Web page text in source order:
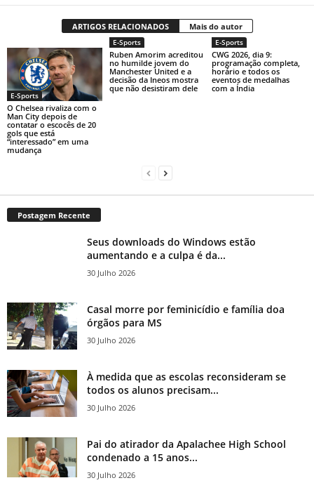
ARTIGOS RELACIONADOS Mais do autor
E-Sports
O Chelsea rivaliza com o
Man City depois de
contatar o escocês de 20
gols que está
“interessado” em uma
mudança
E-Sports
Ruben Amorim acreditou
no humilde jovem do
Manchester United e a
decisão da Ineos mostra
que não desistiram dele
E-Sports
CWG 2026, dia 9:
programação completa,
horário e todos os
eventos de medalhas
com a Índia
Postagem Recente
Seus downloads do Windows estão
aumentando e a culpa é da...
30 Julho 2026
Casal morre por feminicídio e família doa
órgãos para MS
30 Julho 2026
À medida que as escolas reconsideram se
todos os alunos precisam...
30 Julho 2026
Pai do atirador da Apalachee High School
condenado a 15 anos...
30 Julho 2026